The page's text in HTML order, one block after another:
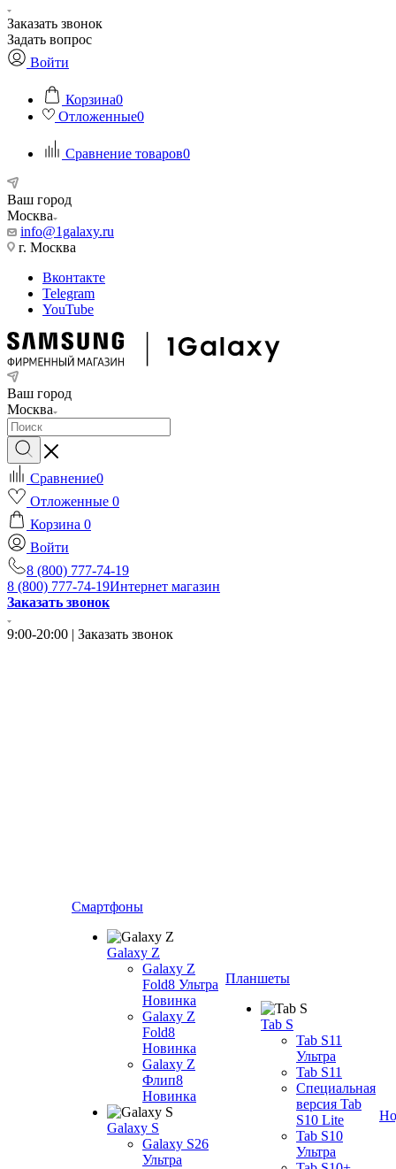
Заказать звонок
Задать вопрос
Войти
Корзина0
Отложенные0
Сравнение товаров0
Ваш город
Москва
info@1galaxy.ru
г. Москва
Вконтакте
Telegram
YouTube
Ваш город
Москва
Сравнение0
Отложенные 0
Корзина 0
Войти
8 (800) 777-74-19
8 (800) 777-74-19Интернет магазин
Заказать звонок
9:00-20:00 | Заказать звонок
Смартфоны
Galaxy Z
Galaxy Z
Fold8 Ультра
Новинка
Galaxy Z
Fold8
Новинка
Galaxy Z
Флип8
Новинка
Galaxy S
Galaxy S26
Ультра
Планшеты
Tab S
Tab S11
Ультра
Tab S11
Специальная
версия Tab
S10 Lite
Tab S10
Ультра